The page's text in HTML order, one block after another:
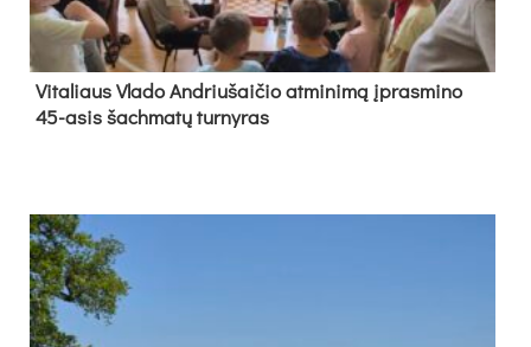
Vi­ta­liaus Vla­do And­riu­šai­čio at­mi­ni­mą įpras­mi­no
45-asis šach­ma­tų tur­ny­ras